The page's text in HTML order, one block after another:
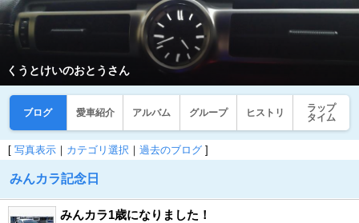
くうとけいのおとうさん
ブログ 愛車紹介 アルバム グループ ヒストリ
ラップ
タイム
[ 写真表示 ｜ カテゴリ選択 ｜ 過去のブログ ]
みんカラ記念日
みんカラ1歳になりました！